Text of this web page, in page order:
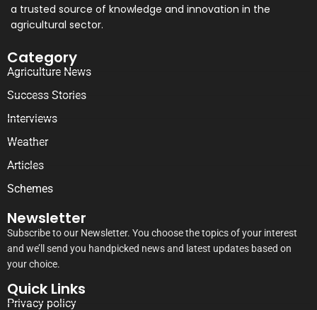
a trusted source of knowledge and innovation in the
agricultural sector.
Category
Agriculture News
Success Stories
Interviews
Weather
Articles
Schemes
Newsletter
Subscribe to our Newsletter. You choose the topics of your interest
and we’ll send you handpicked news and latest updates based on
your choice.
Quick Links
Privacy policy